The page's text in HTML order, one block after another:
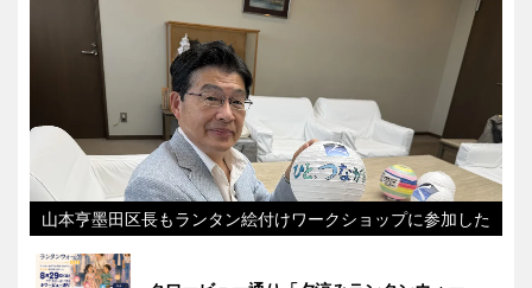
山本亨墨田区長もランタン絵付けワークショップに参加した